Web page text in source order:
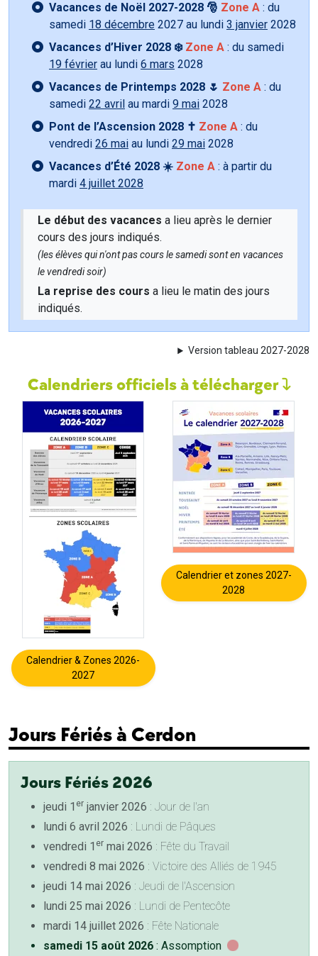
Vacances de Noël 2027-2028 🎅 Zone A : du
samedi 18 décembre 2027 au lundi 3 janvier 2028
Vacances d’Hiver 2028 ❄️ Zone A : du samedi
19 février au lundi 6 mars 2028
Vacances de Printemps 2028 🌷 Zone A : du
samedi 22 avril au mardi 9 mai 2028
Pont de l’Ascension 2028 ✝️ Zone A : du
vendredi 26 mai au lundi 29 mai 2028
Vacances d’Été 2028 ☀️ Zone A : à partir du
mardi 4 juillet 2028
Le début des vacances a lieu après le dernier
cours des jours indiqués.
(les élèves qui n'ont pas cours le samedi sont en vacances
le vendredi soir)
La reprise des cours a lieu le matin des jours
indiqués.
Version tableau 2027-2028
Calendriers officiels à télécharger
Calendrier & Zones 2026-
2027
Calendrier et zones 2027-
2028
Jours Fériés à Cerdon
Jours Fériés 2026
jeudi 1 er janvier 2026 : Jour de l'an
lundi 6 avril 2026 : Lundi de Pâques
vendredi 1 er mai 2026 : Fête du Travail
vendredi 8 mai 2026 : Victoire des Alliés de 1945
jeudi 14 mai 2026 : Jeudi de l'Ascension
lundi 25 mai 2026 : Lundi de Pentecôte
mardi 14 juillet 2026 : Fête Nationale
samedi 15 août 2026 : Assomption